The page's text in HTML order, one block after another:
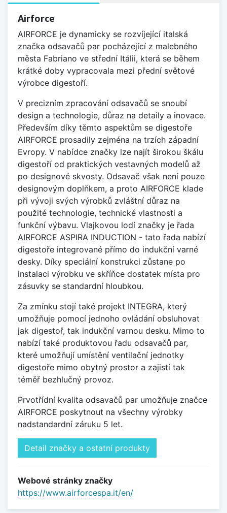
Airforce
AIRFORCE je dynamicky se rozvíjející italská
značka odsavačů par pocházející z malebného
města Fabriano ve střední Itálii, která se během
krátké doby vypracovala mezi přední světové
výrobce digestoří.
V precizním zpracování odsavačů se snoubí
design a technologie, důraz na detaily a inovace.
Především díky těmto aspektům se digestoře
AIRFORCE prosadily zejména na trzích západní
Evropy. V nabídce značky lze najít širokou škálu
digestoří od praktických vestavných modelů až
po designové skvosty. Odsavač však není pouze
designovým doplňkem, a proto AIRFORCE klade
při vývoji svých výrobků zvláštní důraz na
použité technologie, technické vlastnosti a
funkční výbavu. Vlajkovou lodí značky je řada
AIRFORCE ASPIRA INDUCTION - tato řada nabízí
digestoře integrované přímo do indukční varné
desky. Díky speciální konstrukci zůstane po
instalaci výrobku ve skříňce dostatek místa pro
zásuvky se standardní hloubkou.
Za zmínku stojí také projekt INTEGRA, který
umožňuje pomocí jednoho ovládání obsluhovat
jak digestoř, tak indukční varnou desku. Mimo to
nabízí také produktovou řadu odsavačů par,
které umožňují umístění ventilační jednotky
digestoře mimo obytný prostor a zajistí tak
téměř bezhlučný provoz.
Prvotřídní kvalita odsavačů par umožňuje značce
AIRFORCE poskytnout na všechny výrobky
nadstandardní záruku 5 let.
Detail značky a ostatní produkty
Webové stránky značky
https://www.airforcespa.it/en/